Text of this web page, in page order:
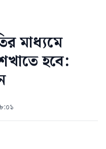
মাধ্যমে
হবে: